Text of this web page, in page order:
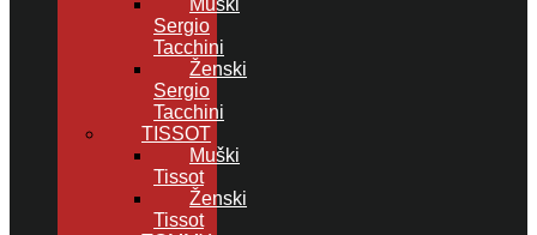
Muški
Sergio
Tacchini
Ženski
Sergio
Tacchini
TISSOT
Muški
Tissot
Ženski
Tissot